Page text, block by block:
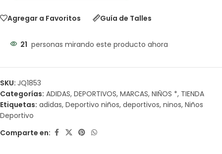
Agregar a Favoritos Guía de Talles
21 personas mirando este producto ahora
SKU: JQ1853
Categorías: ADIDAS, DEPORTIVOS, MARCAS, NIÑOS *, TIENDA
Etiquetas: adidas, Deportivo niños, deportivos, ninos, Niños
Deportivo
Comparte en: